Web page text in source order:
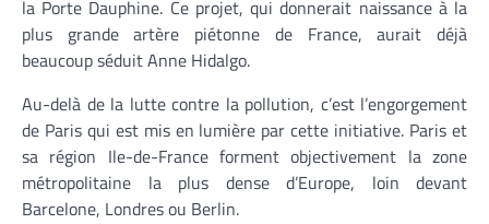
la Porte Dauphine. Ce projet, qui donnerait naissance à la
plus grande artère piétonne de France, aurait déjà
beaucoup séduit Anne Hidalgo.
Au-delà de la lutte contre la pollution, c’est l’engorgement
de Paris qui est mis en lumière par cette initiative. Paris et
sa région Ile-de-France forment objectivement la zone
métropolitaine la plus dense d’Europe, loin devant
Barcelone, Londres ou Berlin.